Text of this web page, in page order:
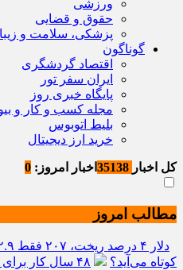
ورزشی
حقوق و قضایی
پزشکی، سلامت و
گوناگون
اقتصاد گردشگری
ایران سفر تور
پایگاه خبری روز
مجله کسب و کار و
بلیط اتوبوس
خرید ارز دیجیتال
کل اخبار اخبار امروز: 0
مطالب امروز
کوتاه می‌آید؟
۴۸ سال کار برای خرید یک تویوتا کمری